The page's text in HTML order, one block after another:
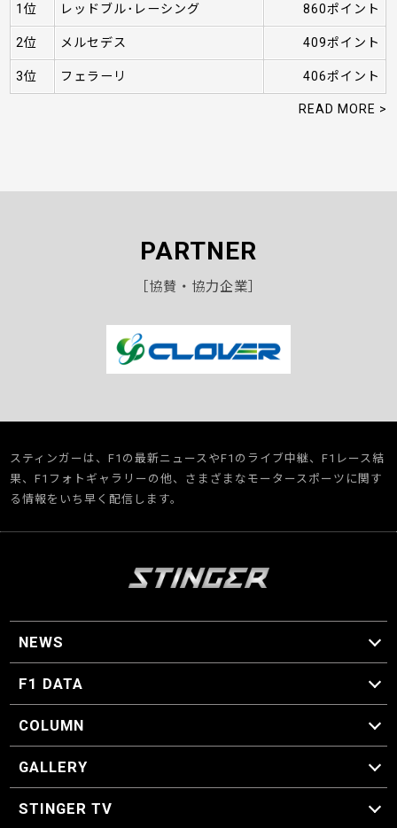
1位 レッドブル･レーシング 860ポイント
2位 メルセデス 409ポイント
3位 フェラーリ 406ポイント
READ MORE >
PARTNER
［協賛・協力企業］
スティンガーは、F1の最新ニュースやF1のライブ中継、F1レース結
果、F1フォトギャラリーの他、さまざまなモータースポーツに関す
る情報をいち早く配信します。
NEWS
F1 ニュース
F1 DATA
F1 日程
F1 データ
COLUMN
マイ・ワンダフル・サーキット
スクーデリア・一方通行
F1に燃え、ゴルフに泣く日々。
スティングくんの部屋
GALLERY
GALLERY
STINGER TV